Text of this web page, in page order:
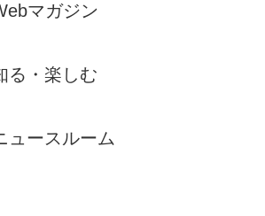
マガジン
る・楽しむ
ュースルーム